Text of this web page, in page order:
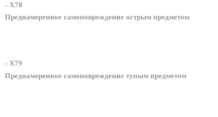
- X78
Преднамеренное самоповреждение острым предметом
- X79
Преднамеренное самоповреждение тупым предметом